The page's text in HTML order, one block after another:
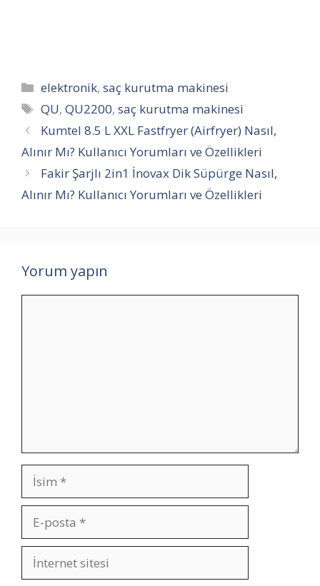
Kategoriler
elektronik,saç kurutma makinesi
Etiketler
QU,QU2200,saç kurutma makinesi
Kumtel 8.5 L XXL Fastfryer (Airfryer) Nasıl,
Alınır Mı? Kullanıcı Yorumları ve Özellikleri
Fakir Şarjlı 2in1 İnovax Dik Süpürge Nasıl,
Alınır Mı? Kullanıcı Yorumları ve Özellikleri
Yorum yapın
İsim
posta
İnternet
sitesi